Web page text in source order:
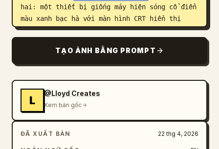
hai: một thiết bị giống máy hiện sóng cổ điển
màu xanh bạc hà với màn hình CRT hiển thị
dạng sóng, các núm vặn và công tắc màu bạc
tiêu đề in hoa đậm với nội dung
WAVEFORM
Poster thứ ba: một chiếc máy ghi âm/boombox
tay cầm, cửa sổ băng cassette phía trước, các
nút bấm, lưới loa và núm vặn màu bạc, được
căn giữa bên dưới tiêu đề in hoa đậm với nội
dung ANALOG STILL HITS. . Mỗi poster bao gồm
các dòng chữ siêu nhỏ, nhãn hiệu giả và các
biểu tượng chân trang theo phong cách quảng
TẠO ẢNH BẰNG PROMPT
L
@Lloyd Creates
Xem bản gốc
ĐÃ XUẤT BẢN 22 thg 4, 2026